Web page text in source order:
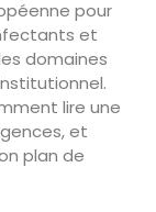
pour
et
domaines
lire une
et
plan de